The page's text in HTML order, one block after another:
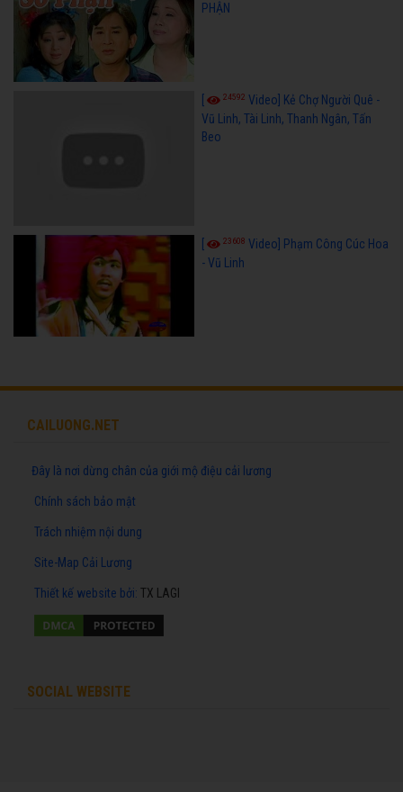
PHẬN
24592 Video] Kẻ Chợ Người Quê -
Vũ Linh, Tài Linh, Thanh Ngân, Tấn
Beo
23608 Video] Phạm Công Cúc Hoa
- Vũ Linh
CAILUONG.NET
Đây là nơi dừng chân của giới mộ điệu cải lương
Chính sách bảo mật
Trách nhiệm nội dung
Site-Map Cải Lương
Thiết kế website bởi: TX LAGI
SOCIAL WEBSITE